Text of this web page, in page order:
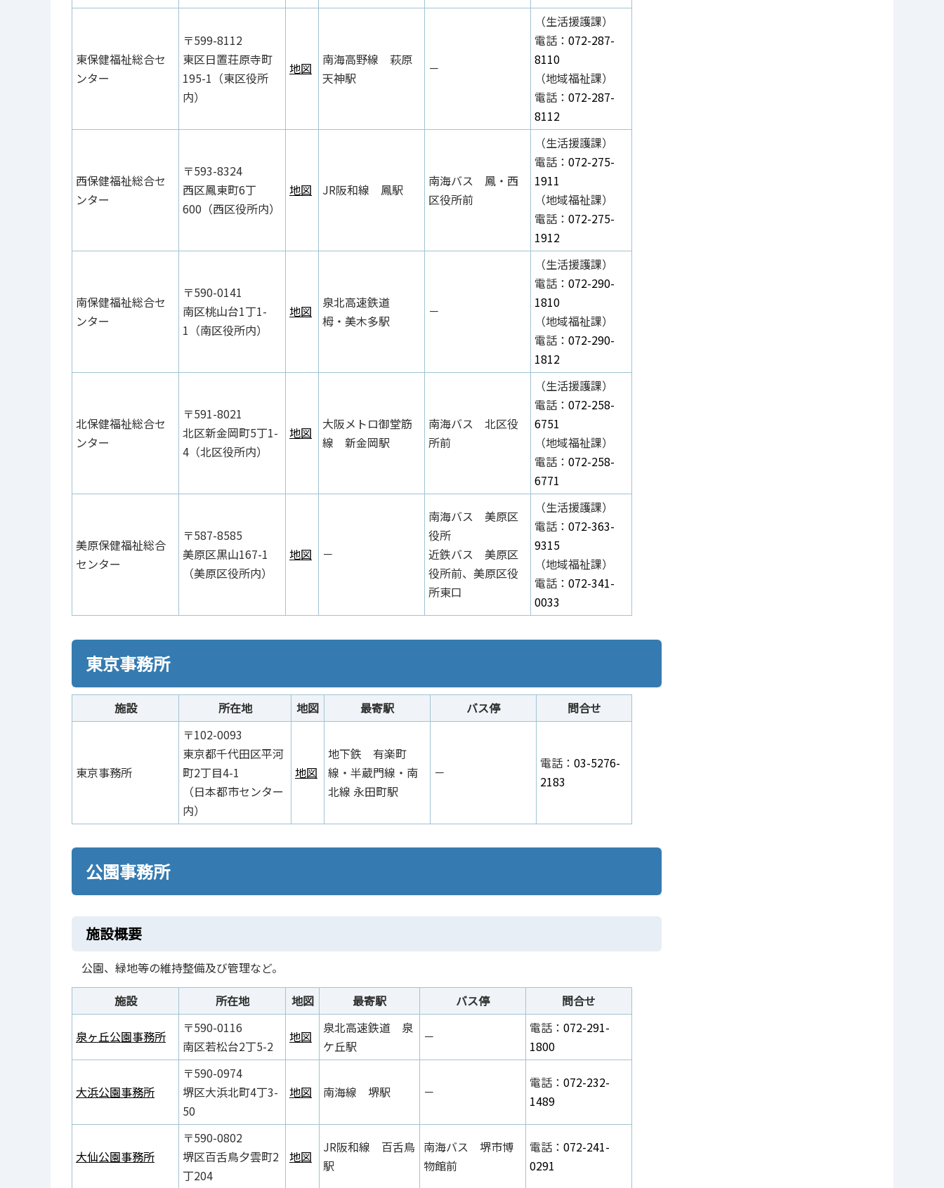
東保健福祉総合セ
ンター
〒599-8112
東区日置荘原寺町
195-1（東区役所
内）
地図
南海高野線 萩原
天神駅
－
（生活援護課）
電話： 072-287-
8110
（地域福祉課）
電話： 072-287-
8112
西保健福祉総合セ
ンター
〒593-8324
西区鳳東町6丁
600（西区役所内）
地図 JR阪和線 鳳駅
南海バス 鳳・西
区役所前
（生活援護課）
電話： 072-275-
1911
（地域福祉課）
電話： 072-275-
1912
南保健福祉総合セ
ンター
〒590-0141
南区桃山台1丁1-
1（南区役所内）
地図
泉北高速鉄道
栂・美木多駅
－
（生活援護課）
電話： 072-290-
1810
（地域福祉課）
電話： 072-290-
1812
北保健福祉総合セ
ンター
〒591-8021
北区新金岡町5丁1-
4（北区役所内）
地図
大阪メトロ御堂筋
線 新金岡駅
南海バス 北区役
所前
（生活援護課）
電話： 072-258-
6751
（地域福祉課）
電話： 072-258-
6771
美原保健福祉総合
センター
〒587-8585
美原区黒山167-1
（美原区役所内）
地図 －
南海バス 美原区
役所
近鉄バス 美原区
役所前、美原区役
所東口
（生活援護課）
電話： 072-363-
9315
（地域福祉課）
電話： 072-341-
0033
東京事務所
施設 所在地 地図 最寄駅 バス停 問合せ
東京事務所
〒102-0093
東京都千代田区平河
町2丁目4-1
（日本都市センター
内）
地図
地下鉄 有楽町
線・半蔵門線・南
北線 永田町駅
－
電話： 03-5276-
2183
公園事務所
施設概要
公園、緑地等の維持整備及び管理など。
施設
所在地 地図 最寄駅 バス停 問合せ
泉ヶ丘公園事務所
〒590-0116
南区若松台2丁5-2
地図
泉北高速鉄道 泉
ケ丘駅
－
電話： 072-291-
1800
大浜公園事務所
〒590-0974
堺区大浜北町4丁3-
50
地図 南海線 堺駅 －
電話： 072-232-
1489
大仙公園事務所
〒590-0802
堺区百舌鳥夕雲町2
丁204
地図
JR阪和線 百舌鳥
駅
南海バス 堺市博
物館前
電話： 072-241-
0291